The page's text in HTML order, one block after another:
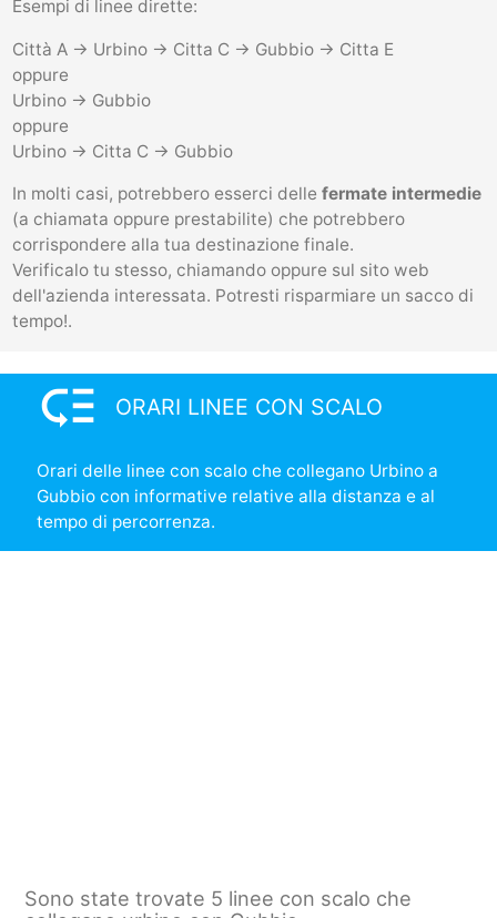
Esempi di linee dirette:
Città A -> Urbino -> Citta C -> Gubbio -> Citta E
oppure
Urbino -> Gubbio
oppure
Urbino -> Citta C -> Gubbio
In molti casi, potrebbero esserci delle fermate intermedie
(a chiamata oppure prestabilite) che potrebbero
corrispondere alla tua destinazione finale.
Verificalo tu stesso, chiamando oppure sul sito web
dell'azienda interessata. Potresti risparmiare un sacco di
tempo!.
low_priority ORARI LINEE CON SCALO
Orari delle linee con scalo che collegano Urbino a
Gubbio con informative relative alla distanza e al
tempo di percorrenza.
Sono state trovate 5 linee con scalo che